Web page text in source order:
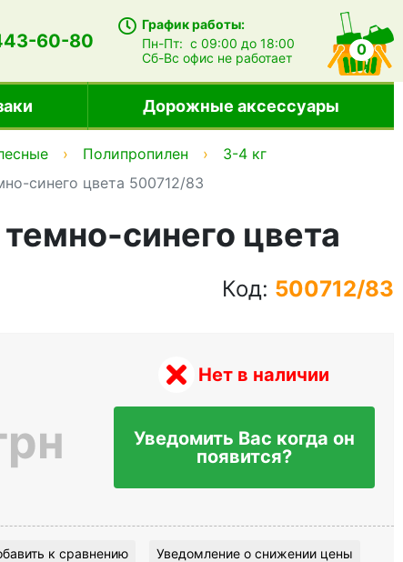
60-80
График работы:
Пн-Пт:с 09:00 до 18:00
Сб-Всофис не работает 0
Дорожные аксессуары
Полипропилен
3-4 кг
синего цвета 500712/83
синего цвета
Код: 500712/83
Нет в наличии
Уведомить Вас когда он
появится?
к сравнению Уведомление о снижении цены